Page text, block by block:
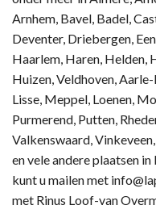
Arnhem, Bavel, Badel,
Deventer, Driebergen,
Haarlem, Haren, Helden,
Huizen, Veldhoven,
Lisse, Meppel, Loenen,
Purmerend, Putten,
Valkenswaard,
en vele andere plaatsen
kunt u mailen met
met Rinus Loof-van